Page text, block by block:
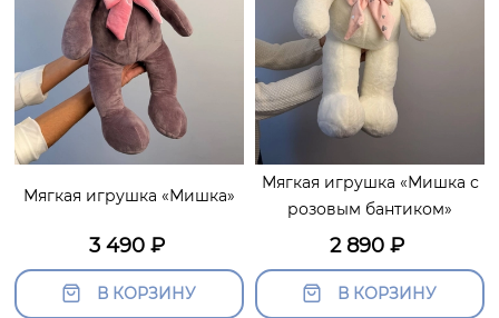
Мягкая игрушка «Мишка»
3 490₽
В КОРЗИНУ
Мягкая игрушка «Мишка с
розовым бантиком»
2 890 ₽
В КОРЗИНУ